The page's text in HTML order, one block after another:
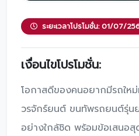
ระยะเวลาโปรโมชั่น: 01/07/
เงื่อนไขโปรโมชั่น:
โอกาสดีของคนอยากมีรถให
วรจักร์ยนต์ ขนทัพรถยนต์รุ่
อย่างใกล้ชิด พร้อมข้อเสนอ